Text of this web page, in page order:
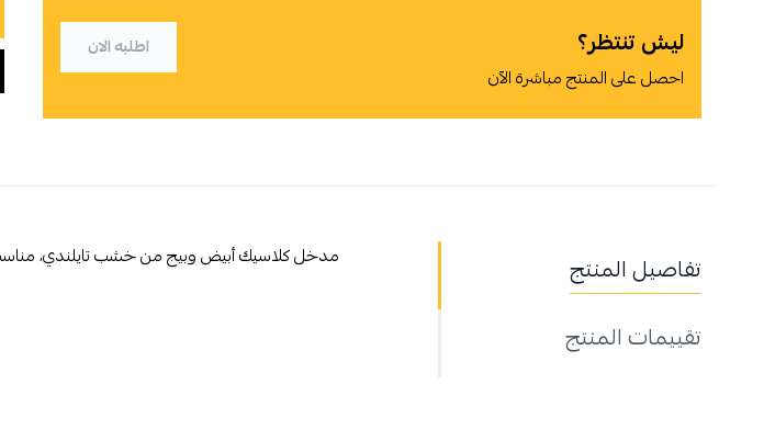
ليش تنتظر؟
احصل على المنتج مباشرة الآن
اطلبه الان
تفاصيل المنتج
تقييمات المنتج
مدخل كلاسيك أبيض وبيج من خشب تايلندي،